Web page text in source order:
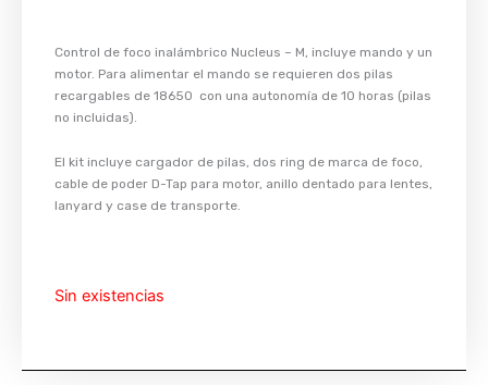
Control de foco inalámbrico Nucleus – M, incluye mando y un
motor. Para alimentar el mando se requieren dos pilas
recargables de 18650 con una autonomía de 10 horas (pilas
no incluidas).
El kit incluye cargador de pilas, dos ring de marca de foco,
cable de poder D-Tap para motor, anillo dentado para lentes,
lanyard y case de transporte.
Sin existencias